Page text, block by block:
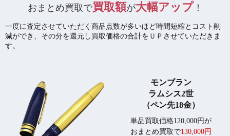
おまとめ買取で買取額が大幅アップ ！
一度に査定させていただく商品点数が多いほど時間短縮とコスト削
減ができ、 その分を還元し買取価格の合計をＵＰさせていただきま
す。
モンブラン
ラムシス2世
（ペン先18金）
単品買取価格120,000円が
おまとめ買取で130,000円